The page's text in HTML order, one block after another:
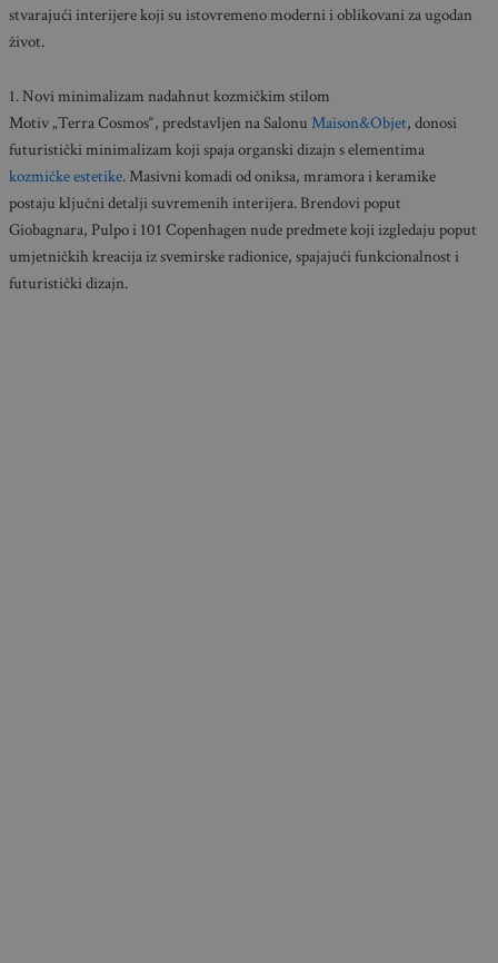
stvarajući interijere koji su istovremeno moderni i oblikovani za ugodan
život.
1. Novi minimalizam nadahnut kozmičkim stilom
Motiv „Terra Cosmos“, predstavljen na Salonu Maison&Objet, donosi
futuristički minimalizam koji spaja organski dizajn s elementima
kozmičke estetike. Masivni komadi od oniksa, mramora i keramike
postaju ključni detalji suvremenih interijera. Brendovi poput
Giobagnara, Pulpo i 101 Copenhagen nude predmete koji izgledaju poput
umjetničkih kreacija iz svemirske radionice, spajajući funkcionalnost i
futuristički dizajn.